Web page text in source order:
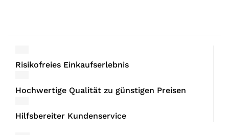
Risikofreies Einkaufserlebnis
Hochwertige Qualität zu günstigen Preisen
Hilfsbereiter Kundenservice